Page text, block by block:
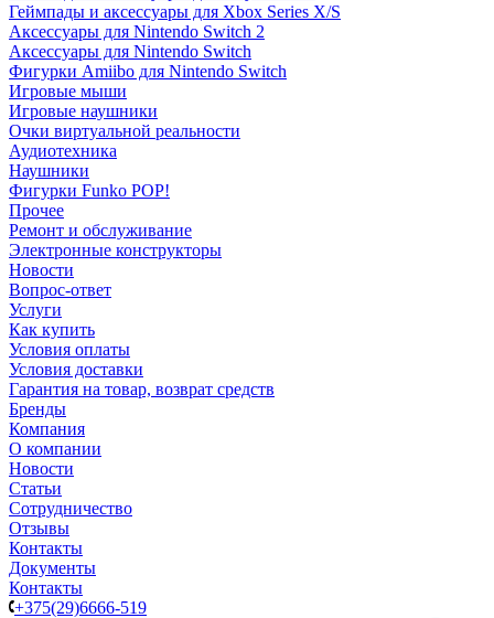
Геймпады и аксессуары для Xbox Series X/S
Аксессуары для Nintendo Switch 2
Аксессуары для Nintendo Switch
Фигурки Amiibo для Nintendo Switch
Игровые мыши
Игровые наушники
Очки виртуальной реальности
Аудиотехника
Наушники
Фигурки Funko POP!
Прочее
Ремонт и обслуживание
Электронные конструкторы
Новости
Вопрос-ответ
Услуги
Как купить
Условия оплаты
Условия доставки
Гарантия на товар, возврат средств
Бренды
Компания
О компании
Новости
Статьи
Сотрудничество
Отзывы
Контакты
Документы
Контакты
+375(29)6666-519